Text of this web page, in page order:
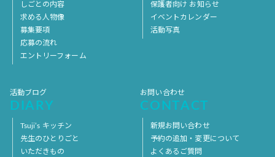
しごとの内容
求める人物像
募集要項
応募の流れ
エントリーフォーム
保護者向け お知らせ
イベントカレンダー
活動写真
活動ブログ
DIARY
Tsuji’s キッチン
先生のひとりごと
いただきもの
お問い合わせ
CONTACT
新規お問い合わせ
予約の追加・変更について
よくあるご質問